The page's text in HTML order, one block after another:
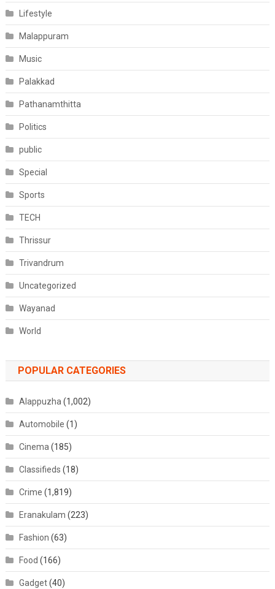
Lifestyle
Malappuram
Music
Palakkad
Pathanamthitta
Politics
public
Special
Sports
TECH
Thrissur
Trivandrum
Uncategorized
Wayanad
World
POPULAR CATEGORIES
Alappuzha(1,002)
Automobile (1)
Cinema(185)
Classifieds (18)
Crime (1,819)
Eranakulam (223)
Fashion (63)
Food (166)
Gadget(40)